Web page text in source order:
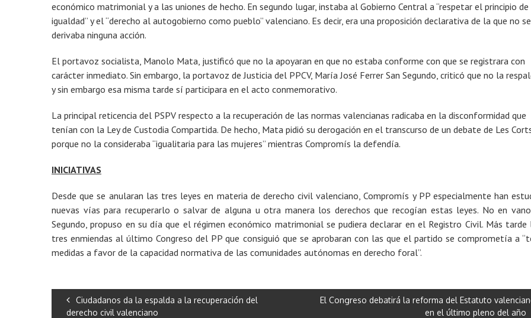
económico matrimonial y a las uniones de hecho. En segundo lugar, instaba al Gobierno Central a “respetar el principio de
igualdad” y el “derecho al autogobierno como pueblo” valenciano. Es decir, era una proposición declarativa de la que no se
derivaba ninguna acción.
El portavoz socialista, Manolo Mata, justificó que no la apoyaran en que no estaba conforme con que se registrara con
carácter inmediato. Sin embargo, la portavoz de Justicia del PPCV, María José Ferrer San Segundo, criticó que no la
y sin embargo esa misma tarde sí participara en el acto conmemorativo.
La principal reticencia del PSPV respecto a la recuperación de las normas valencianas radicaba en la disconformidad que
tenían con la Ley de Custodia Compartida. De hecho, Mata pidió su derogación en el transcurso de un debate de Les
porque no la consideraba “igualitaria para las mujeres” mientras Compromís la defendía.
INICIATIVAS
Desde que se anularan las tres leyes en materia de derecho civil valenciano, Compromís y PP especialmente han
nuevas vías para recuperarlo o salvar de alguna u otra manera los derechos que recogían estas leyes. No en
Segundo, propuso en su día que el régimen económico matrimonial se pudiera declarar en el Registro Civil. Más
tres enmiendas al último Congreso del PP que consiguió que se aprobaran con las que el partido se comprometía a
medidas a favor de la capacidad normativa de las comunidades autónomas en derecho foral”.
Ciudadanos da la espalda a la recuperación del
derecho civil valenciano
El Congreso debatirá la reforma del Estatuto
en el último pleno del año